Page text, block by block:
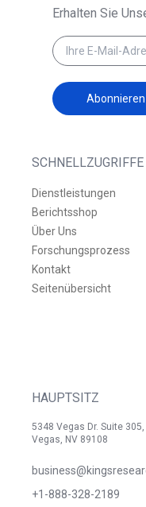
SCHNELLZUGRIFFE
Dienstleistungen
Berichtsshop
Über Uns
Forschungsprozess
Kontakt
Seitenübersicht
HAUPTSITZ
5348 Vegas Dr. Suite 305,
Vegas, NV 89108
+1-888-328-2189
Erhalten Sie
Abonnieren